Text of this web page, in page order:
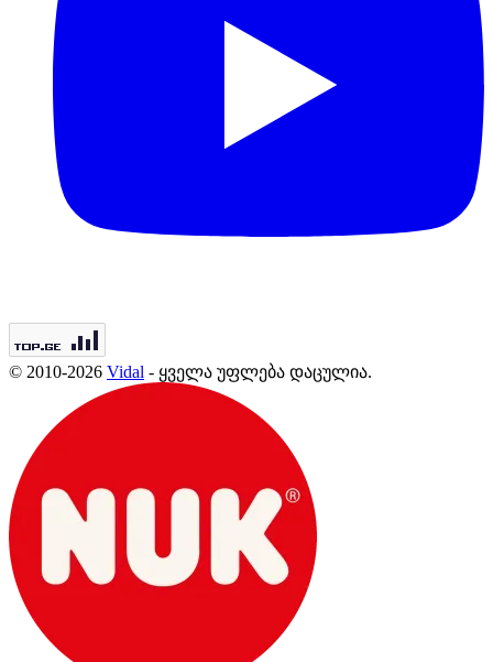
© 2010-2026 Vidal - ყველა უფლება დაცულია.